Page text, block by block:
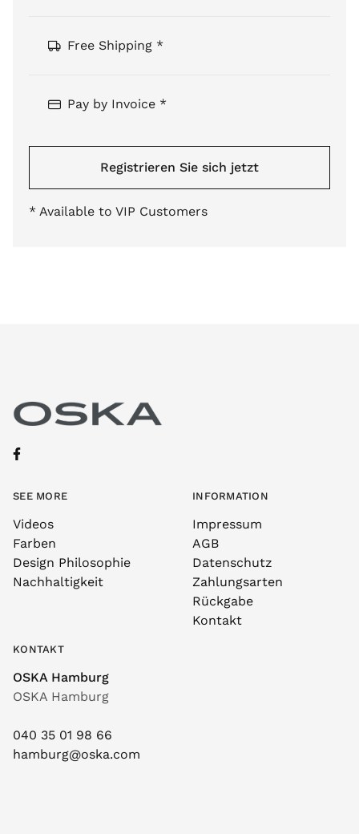
Free Shipping *
Pay by Invoice *
Registrieren Sie sich jetzt
* Available to VIP Customers
SEE MORE
Videos
Farben
Design Philosophie
Nachhaltigkeit
INFORMATION
Impressum
AGB
Datenschutz
Zahlungsarten
Rückgabe
Kontakt
KONTAKT
OSKA Hamburg
OSKA Hamburg
040 35 01 98 66
hamburg@oska.com